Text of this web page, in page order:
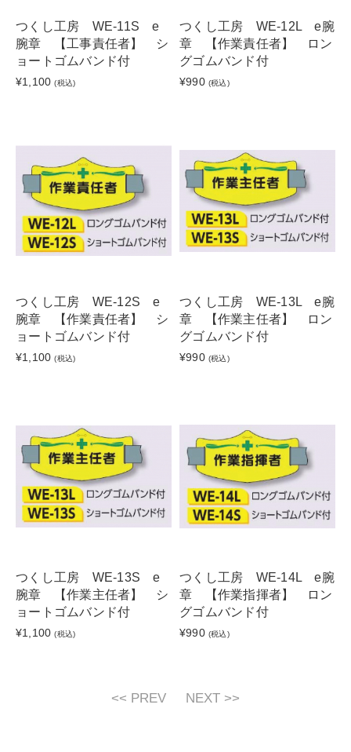
つくし工房 WE-11S e
腕章 【工事責任者】 シ
ョートゴムバンド付
¥1,100 (税込)
つくし工房 WE-12L e腕
章 【作業責任者】 ロン
グゴムバンド付
¥990 (税込)
つくし工房 WE-12S e
腕章 【作業責任者】 シ
ョートゴムバンド付
¥1,100 (税込)
つくし工房 WE-13L e腕
章 【作業主任者】 ロン
グゴムバンド付
¥990 (税込)
つくし工房 WE-13S e
腕章 【作業主任者】 シ
ョートゴムバンド付
¥1,100 (税込)
つくし工房 WE-14L e腕
章 【作業指揮者】 ロン
グゴムバンド付
¥990 (税込)
<< PREV NEXT >>